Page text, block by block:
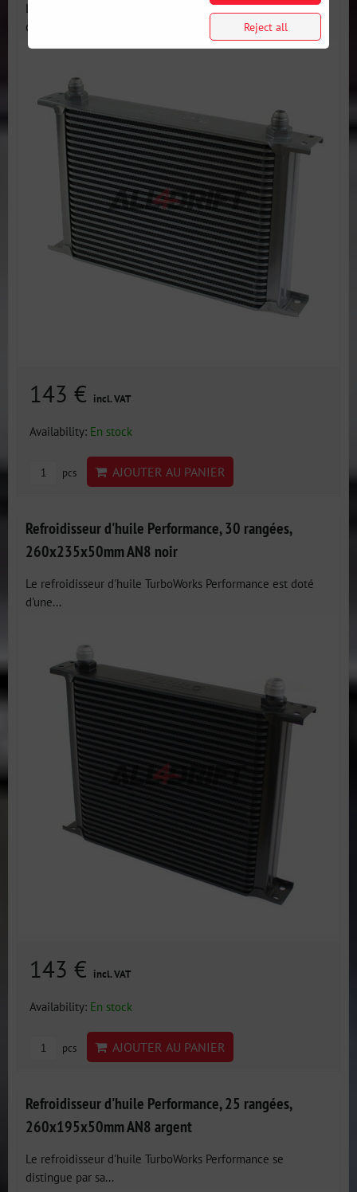
Le refroidisseur d'huile TurboWorks Performance se
distingue par sa...
143 € incl. VAT
Availability: En stock
pcs AJOUTER AU PANIER
Refroidisseur d'huile Performance, 30 rangées,
260x235x50mm AN8 noir
Le refroidisseur d'huile TurboWorks Performance est doté
d'une...
143 € incl. VAT
Availability: En stock
pcs AJOUTER AU PANIER
Refroidisseur d'huile Performance, 25 rangées,
260x195x50mm AN8 argent
Le refroidisseur d'huile TurboWorks Performance se
distingue par sa...
Reject all